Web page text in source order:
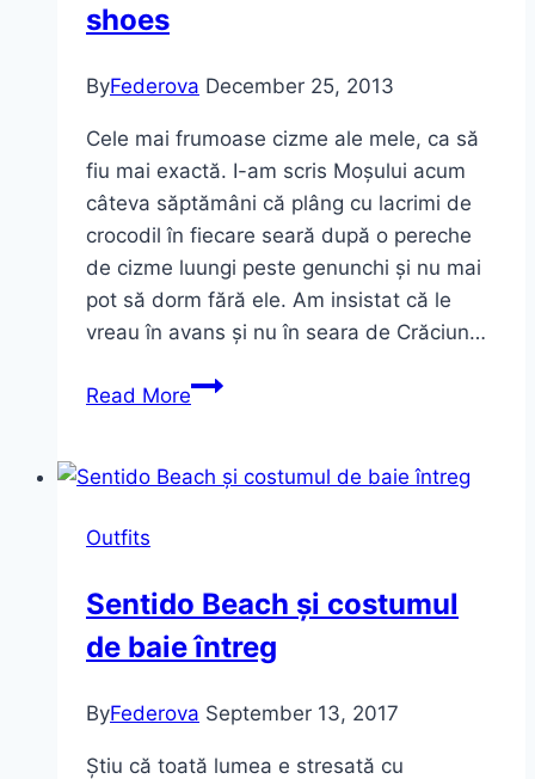
shoes
ByFederova December 25, 2013
Cele mai frumoase cizme ale mele, ca să
fiu mai exactă. I-am scris Moșului acum
câteva săptămâni că plâng cu lacrimi de
crocodil în fiecare seară după o pereche
de cizme luungi peste genunchi și nu mai
pot să dorm fără ele. Am insistat că le
vreau în avans și nu în seara de Crăciun…
Read MoreCele
cizme.
Lovely
shoes
Outfits
Sentido Beach și costumul
de baie întreg
ByFederova September 13, 2017
Știu că toată lumea e stresată cu